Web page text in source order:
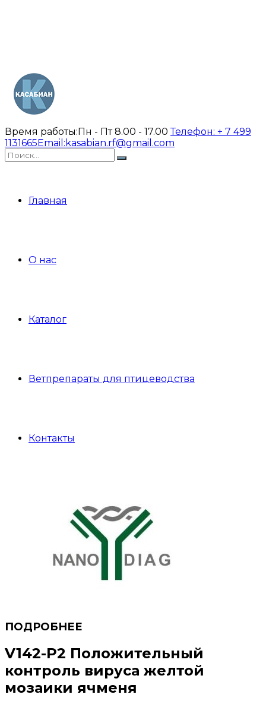
Время работы:Пн - Пт 8.00 - 17.00Телефон: + 7 499
1131665Email: kasabian.rf@gmail.com
Главная
О нас
Каталог
Ветпрепараты для птицеводства
Контакты
V142-P2 Положительный
контроль вируса желтой
мозаики ячменя